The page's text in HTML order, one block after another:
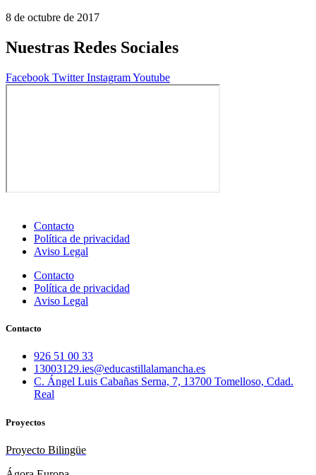
8 de octubre de 2017
Nuestras Redes Sociales
Facebook Twitter InstagramYoutube
Contacto
Política de privacidad
Aviso Legal
Contacto
Política de privacidad
Aviso Legal
Contacto
926 51 00 33
13003129.ies@educastillalamancha.es
C. Ángel Luis Cabañas Serna, 7, 13700 Tomelloso, Cdad.
Real
Proyectos
Proyecto Bilingüe